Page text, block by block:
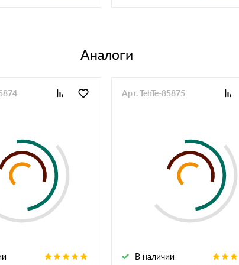
Всё устроило, кроме того что склад
12 мая 2025
было проблем по стокам тоже
04 мая 2025
большой запрос чтобы скидка была
и по срокам и с документами для сдачи
10 апреля 2025
Аналоги
В наличии
Арт. TehTe-85875